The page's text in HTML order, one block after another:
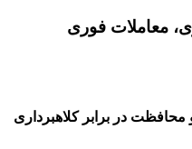
معاملات فوری